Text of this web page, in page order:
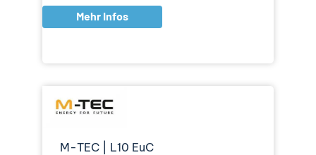
Mehr Infos
M-TEC | L10 EuC